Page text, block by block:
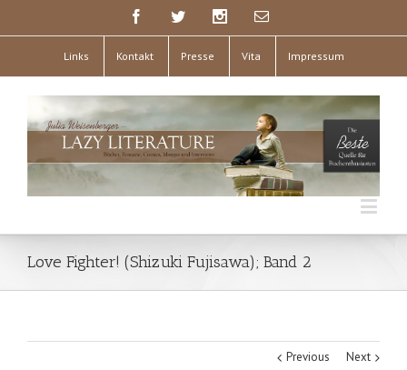
Links Kontakt Presse Vita Impressum
Love Fighter! (Shizuki Fujisawa); Band 2
Previous Next